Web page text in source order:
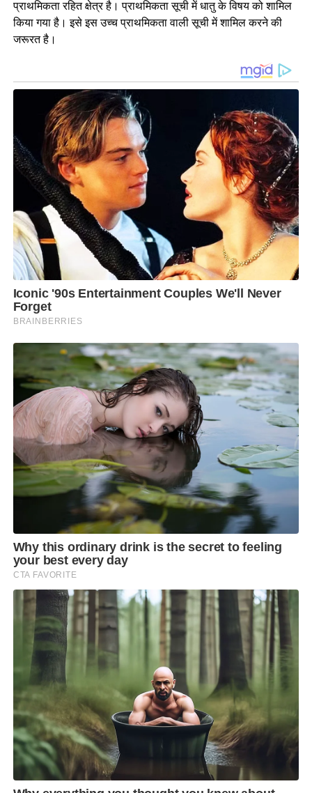
प्राथमिकता रहित क्षेत्र है। प्राथमिकता सूची में धातु के विषय को शामिल
किया गया है। इसे इस उच्च प्राथमिकता वाली सूची में शामिल करने की
जरूरत है।